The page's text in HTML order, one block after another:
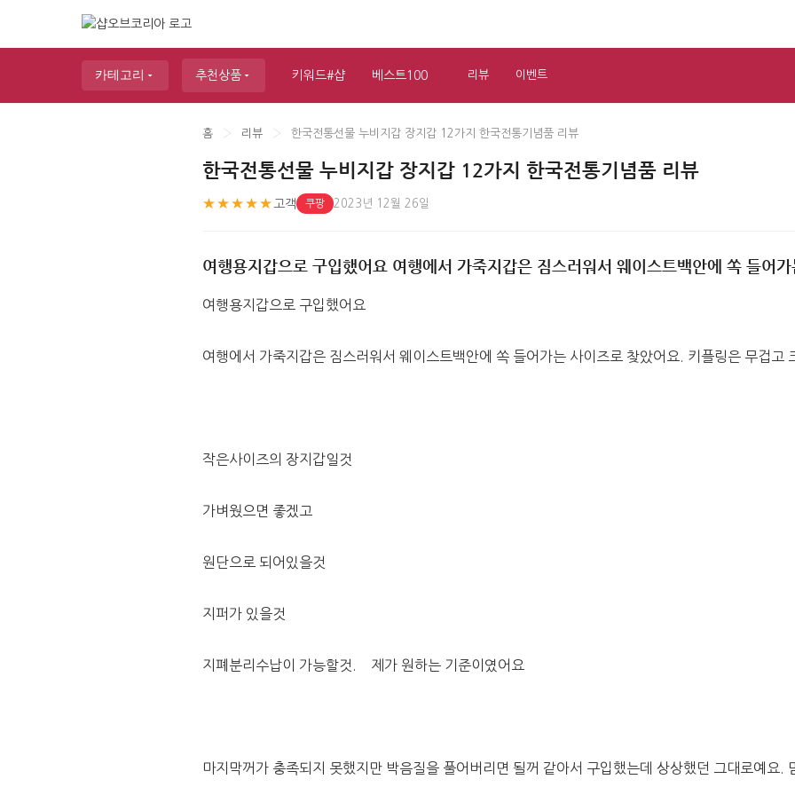
카테고리 추천상품 키워드#샵 베스트100 리뷰 이벤트
홈 › 리뷰 › 한국전통선물 누비지갑 장지갑 12가지 한국전통기념품 리뷰
한국전통선물 누비지갑 장지갑 12가지 한국전통기념품 리뷰
★★★★★ 고객 쿠팡 2023년 12월 26일
여행용지갑으로 구입했어요 여행에서 가죽지갑은 짐스러워서 웨이스트백안에 쏙 들어가
여행용지갑으로 구입했어요
여행에서 가죽지갑은 짐스러워서 웨이스트백안에 쏙 들어가는 사이즈로 찾았어요. 키플링은 무겁고
작은사이즈의 장지갑일것
가벼웠으면 좋겠고
원단으로 되어있을것
지퍼가 있을것
지폐분리수납이 가능할것.    제가 원하는 기준이였어요
마지막꺼가 충족되지 못했지만 박음질을 풀어버리면 될꺼 같아서 구입했는데 상상했던 그대로예요.